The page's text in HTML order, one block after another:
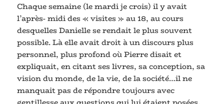
Chaque semaine (le mardi je crois) il y avait
l’après- midi des « visites » au 18, au cours
desquelles Danielle se rendait le plus souvent
possible. Là elle avait droit à un discours plus
personnel, plus profond où Pierre disait et
expliquait, en citant ses livres, sa conception, sa
vision du monde, de la vie, de la société…il ne
manquait pas de répondre toujours avec